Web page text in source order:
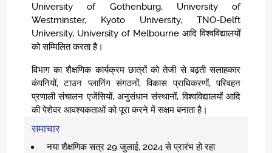
University of Gothenburg, University of
Westminster, Kyoto University, TNO-Delft
University, University of Melbourne आदि विश्वविद्यालयों
को सम्मिलित करता है।
विभाग का शैक्षणिक कार्यक्रम छात्रों को तेजी से बढ़ती सलाहकार
कंपनियों, टाउन प्लानिंग संगठनों, विकास प्राधिकरणों, परिवहन
प्रणाली संचालन एजेंसियों, अनुसंधान संस्थानों, विश्वविद्यालयों आदि
की पेशेवर आवश्यकताओं को पूरा करने में सक्षम बनाता है।
समाचार
नया शैक्षणिक सत्र 29 जुलाई, 2024 से प्रारंभ हो रहा